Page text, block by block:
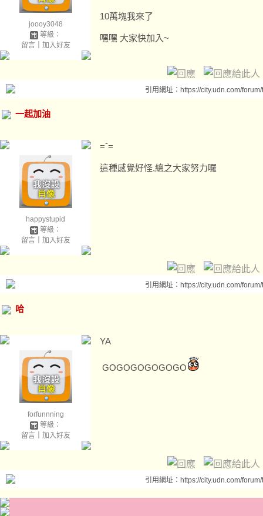
joooy3048
等級：
留言｜ 加入好友
10萬塊我來了
嘿嘿 大家快加入~
引用網址：https://city.udn.com/
一起加油
happystupid
等級：
留言｜ 加入好友
=ˇ=
這種感覺好怪,總之大家努力囉
引用網址：https://city.udn.com/
哈
forfunnning
等級：
留言｜ 加入好友
YA
GOGOGOGOGOGO
引用網址：https://city.udn.com/